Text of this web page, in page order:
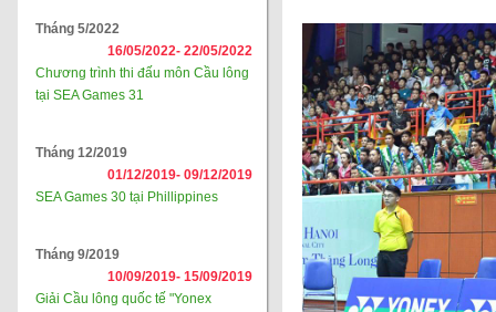
Tháng 5/2022
16/05/2022- 22/05/2022
Chương trình thi đấu môn Cầu lông
tại SEA Games 31
Tháng 12/2019
01/12/2019- 09/12/2019
SEA Games 30 tại Phillippines
Tháng 9/2019
10/09/2019- 15/09/2019
Giải Cầu lông quốc tế "Yonex